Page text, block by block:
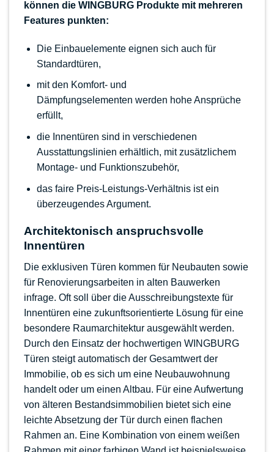
können die WINGBURG Produkte mit mehreren
Features punkten:
Die Einbauelemente eignen sich auch für
Standardtüren,
mit den Komfort- und
Dämpfungselementen werden hohe Ansprüche
erfüllt,
die Innentüren sind in verschiedenen
Ausstattungslinien erhältlich, mit zusätzlichem
Montage- und Funktionszubehör,
das faire Preis-Leistungs-Verhältnis ist ein
überzeugendes Argument.
Architektonisch anspruchsvolle
Innentüren
Die exklusiven Türen kommen für Neubauten sowie
für Renovierungsarbeiten in alten Bauwerken
infrage. Oft soll über die Ausschreibungstexte für
Innentüren eine zukunftsorientierte Lösung für eine
besondere Raumarchitektur ausgewählt werden.
Durch den Einsatz der hochwertigen WINGBURG
Türen steigt automatisch der Gesamtwert der
Immobilie, ob es sich um eine Neubauwohnung
handelt oder um einen Altbau. Für eine Aufwertung
von älteren Bestandsimmobilien bietet sich eine
leichte Absetzung der Tür durch einen flachen
Rahmen an. Eine Kombination von einem weißen